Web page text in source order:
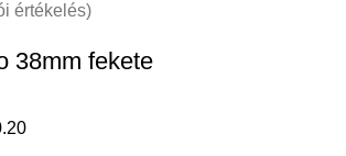
értékelés)
38mm fekete